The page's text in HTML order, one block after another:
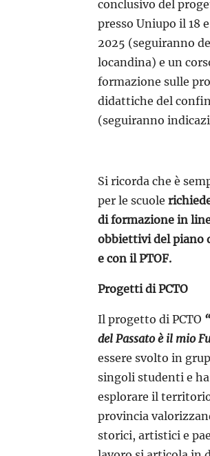
conclusivo del
presso Uniupo il 18
2025 (seguiranno
locandina) e un
formazione sulle
didattiche del
(seguiranno
Si ricorda che è
per le scuole
di formazione in
obbiettivi del piano
e con il PTOF.
Progetti di PCTO
Il progetto di PCTO
del Passato è il mio
essere svolto in
singoli studenti e
esplorare il
provincia
storici, artistici e